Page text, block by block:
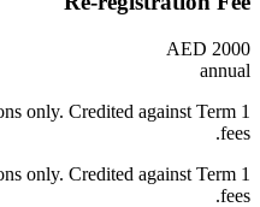
AED 2000
annual
only. Credited against Term 1
fees.
only. Credited against Term 1
fees.